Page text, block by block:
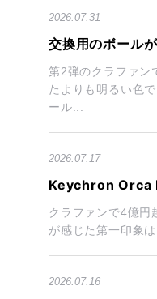
2026.07.31
交換用のボール
第2弾のクラファン
たよりも明るい色
ール...
2026.07.17
Keychron Orca
クラファンで4億円
が感じた第一印象
2026.07.16